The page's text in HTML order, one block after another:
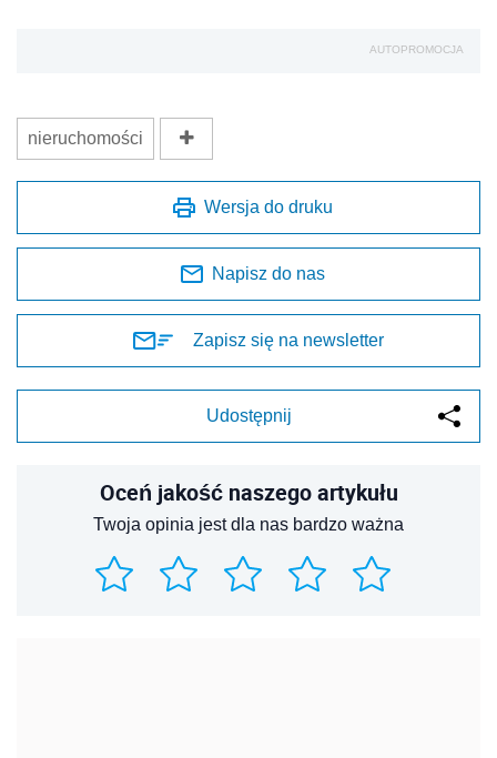
AUTOPROMOCJA
nieruchomości
Wersja do druku
Napisz do nas
Zapisz się na newsletter
Udostępnij
Oceń jakość naszego artykułu
Twoja opinia jest dla nas bardzo ważna